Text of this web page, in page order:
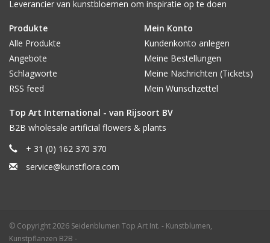
Leverancier van kunstbloemen om inspiratie op te doen
Produkte
Alle Produkte
Angebote
Schlagworte
RSS feed
Mein Konto
Kundenkonto anlegen
Meine Bestellungen
Meine Nachrichten (Tickets)
Mein Wunschzettel
Top Art International - van Rijsoort BV
B2B wholesale artificial flowers & plants
+ 31 (0) 162 370 370
service@kunstflora.com
© Copyright 2026 Seidenblumen Top Art Int. - Kunstblumen,
Kunstpflanzen B2B -